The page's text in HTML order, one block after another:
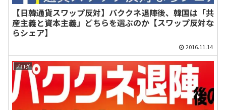
【日韓通貨スワップ反対】パククネ退陣後、韓国は「共
産主義と資本主義」どちらを選ぶのか【スワップ反対な
らシェア】
2016.11.14
ブログ